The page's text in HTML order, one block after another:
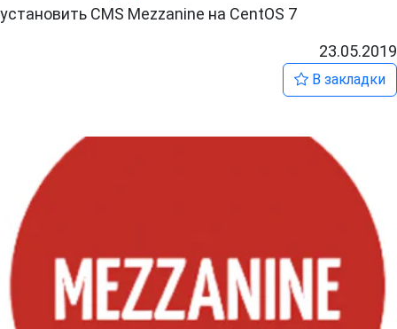
установить CMS Mezzanine на CentOS 7
23.05.2019
В закладки